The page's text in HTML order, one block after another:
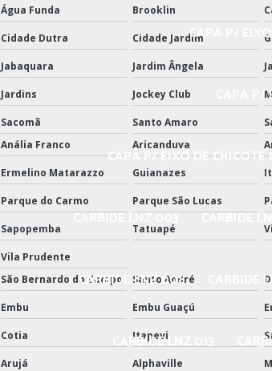
CAPA P/
CAPA
CAPA P/ EIXO DE
CARBIDE LNZ 003 CARBIDE
CARBIDE LNZ 008 CARBIDE
CARBIDE LNZ 013
Água Funda Brooklin
Cidade Dutra Cidade Jardim
Jabaquara Jardim Ângela
Jardins Jockey Club
Sacomã Santo Amaro
Anália Franco Aricanduva
Ermelino Matarazzo Guianazes
Parque do Carmo Parque São Lucas
Sapopemba Tatuapé
Vila Prudente
São Bernardo do Campo Santo André
Embu Embu Guaçú
Cotia Itapevi
Arujá Alphaville